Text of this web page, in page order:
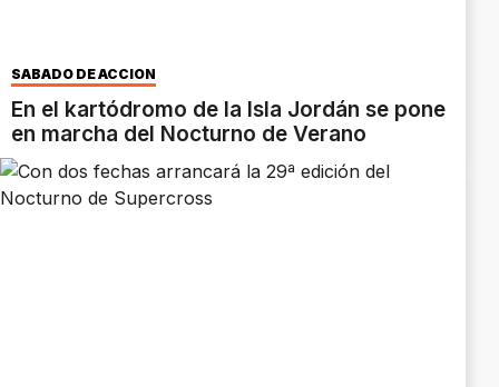
SÁBADO DE ACCIÓN
En el kartódromo de la Isla Jordán se pone
en marcha del Nocturno de Verano